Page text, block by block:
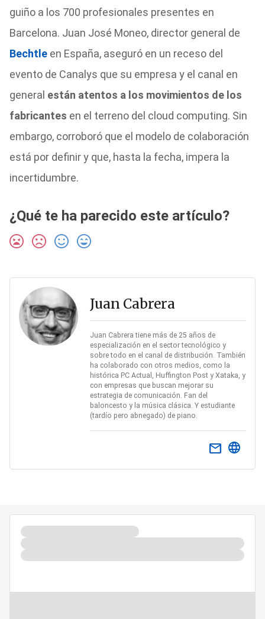
guiño a los 700 profesionales presentes en
Barcelona. Juan José Moneo, director general de
Bechtleen España, aseguró en un receso del
evento de Canalys que su empresa y el canal en
general están atentos a los movimientos de los
fabricantes en el terreno del cloud computing. Sin
embargo, corroboró que el modelo de colaboración
está por definir y que, hasta la fecha, impera la
incertidumbre.
¿Qué te ha parecido este artículo?
Juan Cabrera
Juan Cabrera tiene más de 25 años de
especialización en el sector tecnológico y
sobre todo en el canal de distribución. También
ha colaborado con otros medios, como la
histórica PC Actual, Huffington Post y Xataka, y
con empresas que buscan mejorar su
estrategia de comunicación. Fan del
baloncesto y la música clásica. Y estudiante
(tardío pero abnegado) de piano.
email